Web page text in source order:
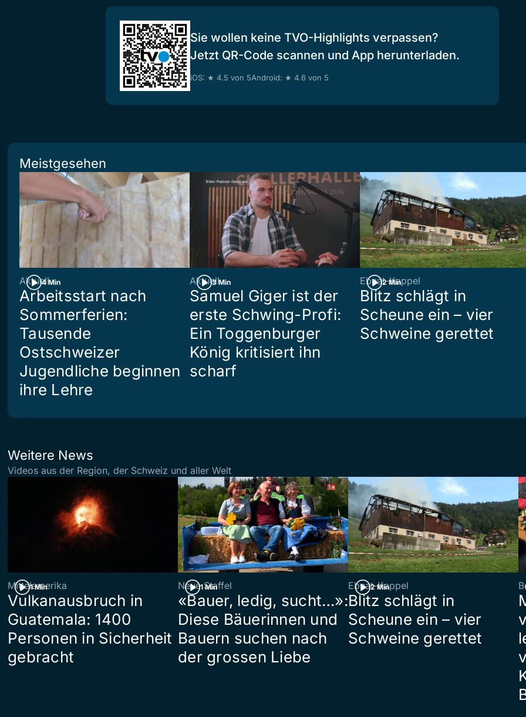
Sie wollen keine TVO-Highlights verpassen?
Jetzt QR-Code scannen und App herunterladen.
iOS: ★ 4.5 von 5Android: ★ 4.6 von 5
Meistgesehen
4 Min
Aktuell
Arbeitsstart nach
Sommerferien:
Tausende
Ostschweizer
Jugendliche beginnen
ihre Lehre
3 Min
Aktuell
Samuel Giger ist der
erste Schwing-Profi:
Ein Toggenburger
König kritisiert ihn
scharf
2 Min
Ebnat-Kappel
Blitz schlägt in
Scheune ein – vier
Schweine gerettet
Weitere News
Videos aus der Region, der Schweiz und aller Welt
1 Min
Mittelamerika
Vulkanausbruch in
Guatemala: 1400
Personen in Sicherheit
gebracht
1 Min
Neue Staffel
«Bauer, ledig, sucht…»:
Diese Bäuerinnen und
Bauern suchen nach
der grossen Liebe
2 Min
Ebnat-Kappel
Blitz schlägt in
Scheune ein – vier
Schweine gerettet